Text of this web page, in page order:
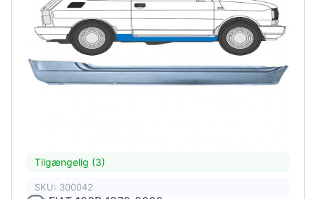
Tilgængelig (3)
SKU: 300042